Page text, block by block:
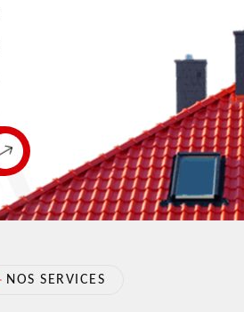
NOS SERVICES